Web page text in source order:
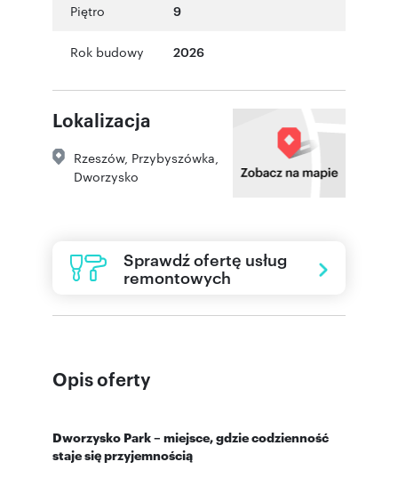
Piętro 9
Rok budowy 2026
Lokalizacja
Rzeszów, Przybyszówka
Dworzysko
Sprawdź ofertę usług
remontowych
Opis oferty
Dworzysko Park – miejsce, gdzie codzienność
staje się przyjemnością